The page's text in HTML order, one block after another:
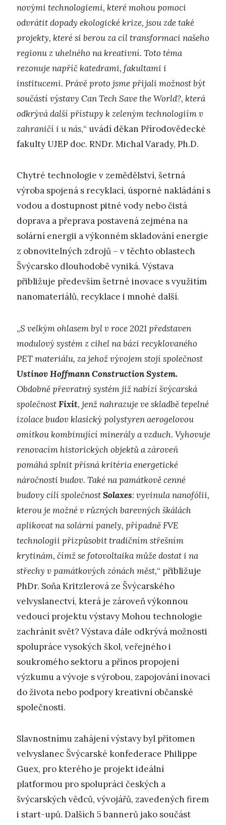
novými technologiemi, které mohou pomoci
odvrátit dopady ekologické krize, jsou zde také
projekty, které si berou za cíl transformaci našeho
regionu z uhelného na kreativní. Toto téma
rezonuje napříč katedrami, fakultami i
institucemi. Právě proto jsme přijali možnost být
součástí výstavy Can Tech Save the World?, která
odkrývá další přístupy k zeleným technologiím v
zahraničí i u nás,“ uvádí děkan Přírodovědecké
fakulty UJEP doc. RNDr. Michal Varady, Ph.D.
Chytré technologie v zemědělství, šetrná
výroba spojená s recyklací, úsporné nakládání s
vodou a dostupnost pitné vody nebo čistá
doprava a přeprava postavená zejména na
solární energii a výkonném skladování energie
z obnovitelných zdrojů – v těchto oblastech
Švýcarsko dlouhodobě vyniká. Výstava
přibližuje především šetrné inovace s využitím
nanomateriálů, recyklace i mnohé další.
„S velkým ohlasem byl v roce 2021 představen
modulový systém z cihel na bázi recyklovaného
PET materiálu, za jehož vývojem stojí společnost
Ustinov Hoffmann Construction System.
Obdobně převratný systém již nabízí švýcarská
společnostFixit, jenž nahrazuje ve skladbě tepelné
izolace budov klasický polystyren aerogelovou
omítkou kombinující minerály a vzduch. Vyhovuje
renovacím historických objektů a zároveň
pomáhá splnit přísná kritéria energetické
náročnosti budov. Také na památkově cenné
budovy cílí společnostSolaxes: vyvinula nanofólii,
kterou je možné v různých barevných škálách
aplikovat na solární panely, případně FVE
technologii přizpůsobit tradičním střešním
krytinám, čímž se fotovoltaika může dostat i na
střechy v památkovýchzónách měst,“ přibližuje
PhDr. Soňa Kritzlerová ze Švýcarského
velvyslanectví, která je zároveň výkonnou
vedoucí projektu výstavy Mohou technologie
zachránit svět? Výstava dále odkrývá možnosti
spolupráce vysokých škol, veřejného i
soukromého sektoru a přínos propojení
výzkumu a vývoje s výrobou, zapojování inovací
do života nebo podpory kreativní občanské
společnosti.
Slavnostnímu zahájení výstavy byl přítomen
velvyslanec Švýcarské konfederace Philippe
Guex, pro kterého je projekt ideální
platformou pro spolupráci českých a
švýcarských vědců, vývojářů, zavedených firem
i start-upů. Dalších 5 bannerů jako součást